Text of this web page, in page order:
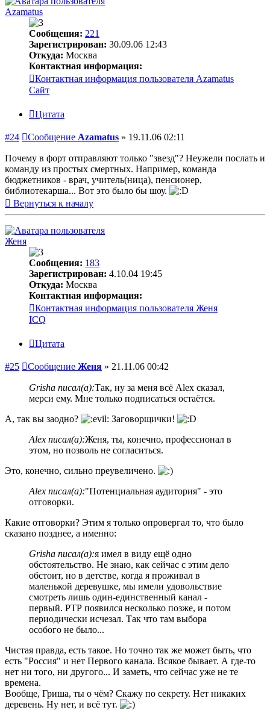
Azamatus
Сообщения: 221
Зарегистрирован: 30.09.06 12:43
Откуда: Москва
Контактная информация:
Контактная информация пользователя Azamatus
Сайт
Цитата
#24 Сообщение Azamatus » 19.11.06 02:11
Почему в форт отправляют только "звезд"? Неужели послать и
команду из простых смертных. Например, команда
бюджетников - врач, учитель(ница), пенсионер,
библиотекарша... Вот это было бы шоу.
Вернуться к началу
Женя
Сообщения: 183
Зарегистрирован: 4.10.04 19:45
Откуда: Москва
Контактная информация:
Контактная информация пользователя Женя
ICQ
Цитата
#25 Сообщение Женя » 21.11.06 00:42
Grisha писал(а):Так, ну за меня всё Alex сказал,
мерси ему. Мне только подписаться остаётся.
А, так вы заодно?
Заговорщички!
Alex писал(а):Женя, ты, конечно, профессионал в
этом, но позволь не согласиться.
Это, конечно, сильно преувеличено.
Alex писал(а):"Потенциальная аудитория" - это
отговорки.
Какие отговорки? Этим я только опровергал то, что было
сказано позднее, а именно:
Grisha писал(а):я имел в виду ещё одно
обстоятельство. Не знаю, как сейчас с этим дело
обстоит, но в детстве, когда я проживал в
маленькой деревушке, мы имели удовольствие
смотреть лишь один-единственный канал -
первый. РТР появился несколько позже, и потом
периодически исчезал. Так что там выбора
особого не было...
Чистая правда, есть такое. Но точно так же может быть, что
есть "Россия" и нет Первого канала. Всякое бывает. А где-то
нет ни того, ни другого... И заметь, что сейчас уже не те
времена.
Вообще, Гриша, ты о чём? Скажу по секрету. Нет никаких
деревень. Ну нет, и всё тут.